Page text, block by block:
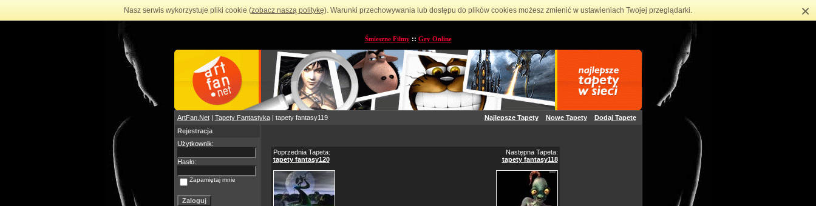
Nasz serwis wykorzystuje pliki cookie (zobacz naszą politykę). Warunki przechowywania lub dostępu do plików cookies możesz zmienić w ustawieniach Twojej przeglądarki. ×
Śmieszne Filmy:: Gry Online
ArtFan.Net| Tapety Fantastyka| tapety fantasy119 Najlepsze Tapety Nowe Tapety
Dodaj Tapetę
Rejestracja
Użytkownik:
Hasło:
Zapamiętaj mnie
Poprzednia Tapeta:
tapety fantasy120
Następna Tapeta:
tapety fantasy118